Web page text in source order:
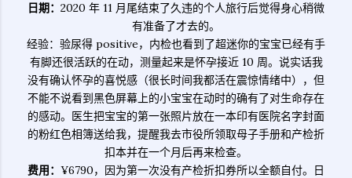
日期： 2020 年 11 月尾结束了久违的个人旅行后觉得身心稍微
有准备了才去的。
经验：验尿得 positive，内检也看到了超迷你的宝宝已经有手
有脚还很活跃的在动，测量起来是怀孕接近 10 周。说实话我
没有确认怀孕的喜悦感（很长时间我都活在震惊情绪中），但
不能不说看到黑色屏幕上的小宝宝在动时的确有了对生命存在
的感动。医生把宝宝的第一张照片放在一本印有医院名字封面
的粉红色相簿送给我，提醒我去市役所领取母子手册和产检折
扣本并在一个月后再来检查。
费用： ¥6790，因为第一次没有产检折扣券所以全额自付。日